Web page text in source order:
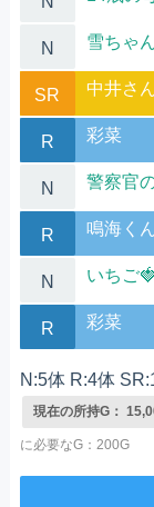
N 雪ちゃ
SR 中井さ
R 彩菜
N 警察官
R 鳴海く
N いちご
R 彩菜
N:5体 R:4体
現在の所持G：
に必要なG：200G